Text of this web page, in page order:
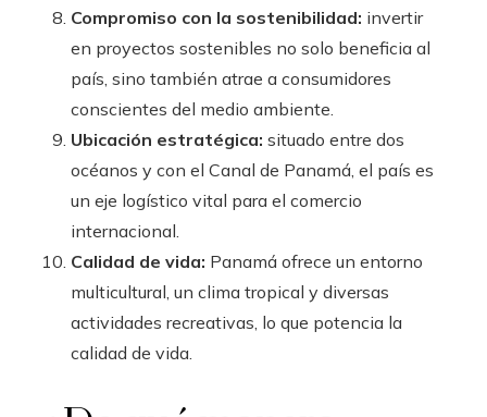
Compromiso con la sostenibilidad: invertir
en proyectos sostenibles no solo beneficia al
país, sino también atrae a consumidores
conscientes del medio ambiente.
Ubicación estratégica: situado entre dos
océanos y con el Canal de Panamá, el país es
un eje logístico vital para el comercio
internacional.
Calidad de vida: Panamá ofrece un entorno
multicultural, un clima tropical y diversas
actividades recreativas, lo que potencia la
calidad de vida.